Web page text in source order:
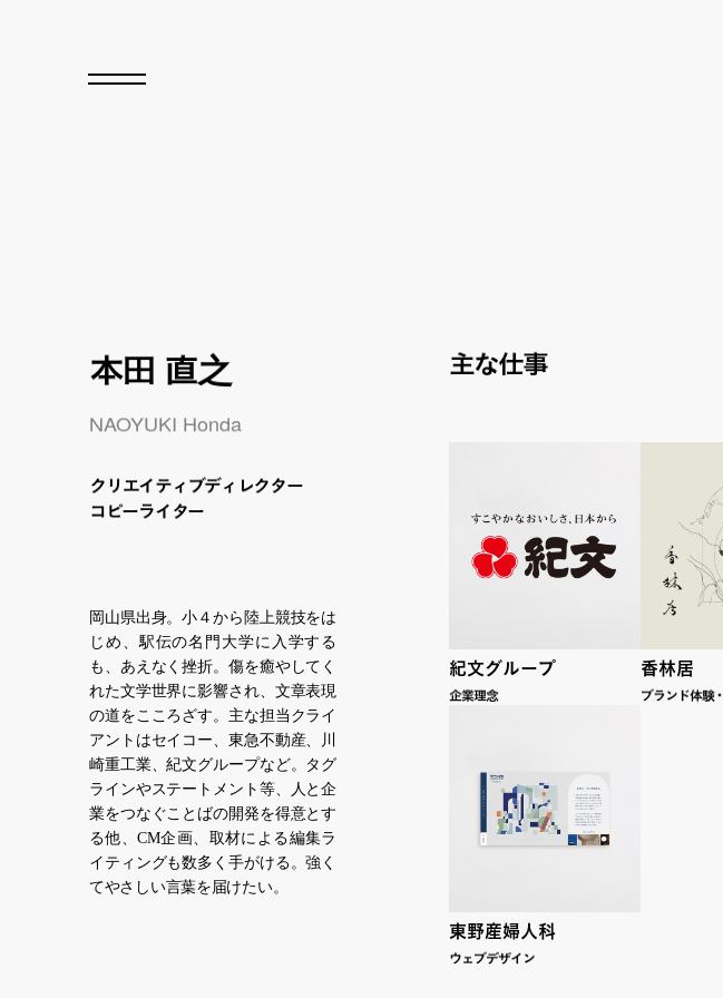
本田 直之
NAOYUKI Honda
ク リエイティブディレクター
コピーライター
岡山県出身。小４から陸上競技をは
じめ、駅伝の名門大学に入学する
も、あえなく挫折。傷を癒やしてく
れた文学世界に影響され、文章表現
の道をこころざす。主な担当クライ
アントはセイコー、東急不動産、川
崎重⼯業、紀⽂グループなど。タグ
ラインやステートメント等、人と企
業をつなぐことばの開発を得意とす
る他、CM企画、取材による編集ラ
イティングも数多く⼿がける。強く
てやさしい言葉を届けたい。
主な仕事
紀文グループ
企業理念
香林居
ブラ ン ド体験・
東野産婦人科
ウェブデザイン